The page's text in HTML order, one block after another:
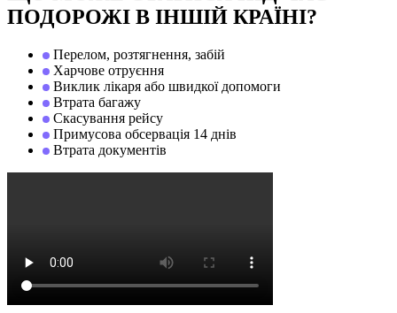
ПОДОРОЖІ В ІНШІЙ КРАЇНІ?
Перелом, розтягнення, забій
Харчове отруєння
Виклик лікаря або швидкої допомоги
Втрата багажу
Скасування рейсу
Примусова обсервація 14 днів
Втрата документів